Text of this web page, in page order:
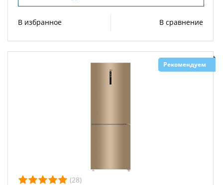
В избранное В сравнение
Рекомендуем
(28)